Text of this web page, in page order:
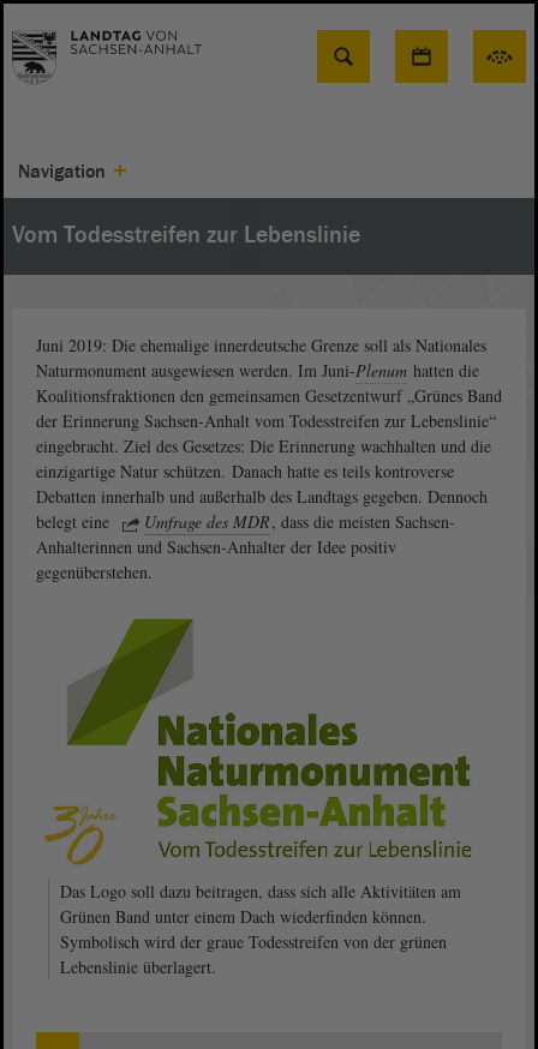
Suche
Navigation
Vom Todesstreifen zur Lebenslinie
Juni 2019: Die ehemalige innerdeutsche Grenze soll als Nationales
Naturmonument ausgewiesen werden. Im Juni-Plenum hatten die
Koalitionsfraktionen den gemeinsamen Gesetzentwurf „Grünes Band
der Erinnerung Sachsen-Anhalt vom Todesstreifen zur Lebenslinie“
eingebracht. Ziel des Gesetzes: Die Erinnerung wachhalten und die
einzigartige Natur schützen. Danach hatte es teils kontroverse
Debatten innerhalb und außerhalb des Landtags gegeben. Dennoch
belegt eine
Umfrage des MDR, dass die meisten Sachsen-
Anhalterinnen und Sachsen-Anhalter der Idee positiv
gegenüberstehen.
Das Logo soll dazu beitragen, dass sich alle Aktivitäten am
Grünen Band unter einem Dach wiederfinden können.
Symbolisch wird der graue Todesstreifen von der grünen
Lebenslinie überlagert.